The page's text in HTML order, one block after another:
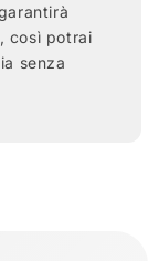
così potrai
senza